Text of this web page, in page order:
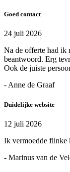
Goed contact
24 juli 2026
Na de offerte had ik
beantwoord. Erg
Ook de juiste
- Anne de Graaf
Duidelijke website
12 juli 2026
Ik vermoedde flinke
- Marinus van de